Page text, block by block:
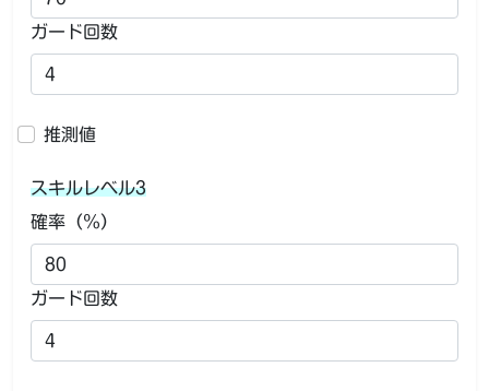
ガード回数
推測値
スキルレベル3
確率（％）
ガード回数